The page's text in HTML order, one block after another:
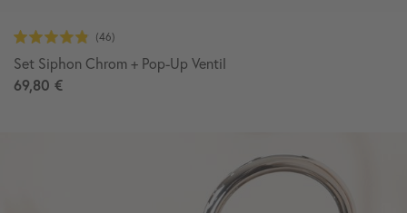
Set Siphon Chrom + Pop-Up Ventil
69,80 €